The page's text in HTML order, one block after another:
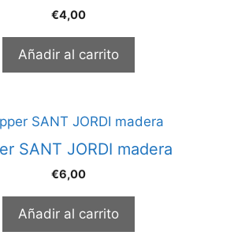
€4,00
Añadir al carrito
SANT JORDI madera
€6,00
Añadir al carrito